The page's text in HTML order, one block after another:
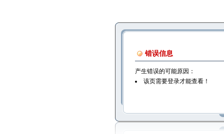
错误信息
产生错误的可能原因：
该页需要登录才能查看！